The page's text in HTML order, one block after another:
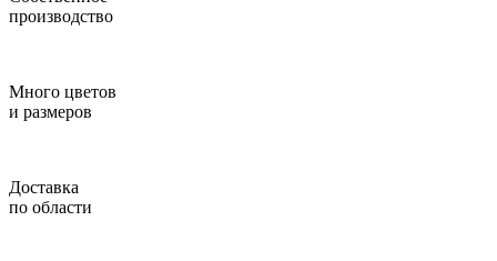
производство
Много цветов
и размеров
Доставка
по области